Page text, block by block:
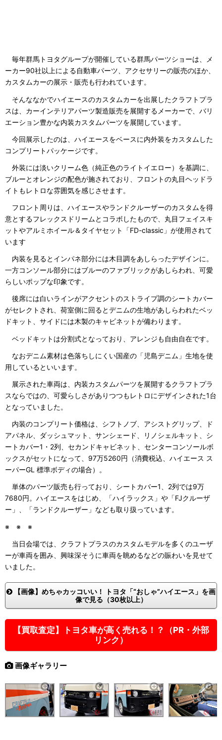
毎年群馬トヨタグループが開催している群馬パーツショーは、メ
ーカー90社以上による自動車パーツ、アクセサリーの販売のほか、
カスタムカーの展示・販売も行われています。
そんななかでハイエースのカスタムカーを出展したクラフトプラ
スは、カーインテリアパーツ製造販売を展開するメーカーで、バリ
エーション豊かな内装カスタムパーツを展開しています。
今回展示したのは、ハイエースをベースに内外装をカスタムした
コンプリートパッケージです。
外装には淡いクリーム色（純正色のライトイエロー）を基調に、
ブルーとオレンジの配色が施されており、フロントの丸目ヘッドラ
イトもレトロな雰囲気を感じさせます。
フロント周りは、ハイエースやランドクルーザーのカスタムを得
意とするフレックスドリームとコラボしたもので、丸目フェイスキ
ットやアルミホイール＆タイヤセット「FD-classic」が使用されて
います
内装を見るとインパネ部分には木目調をあしらったデザインに。
一方コンソール部分にはブルーのファブリックがあしらわれ、可愛
らしいポップな印象です。
後席には白いラインがアクセントのストライプ調のシートカバー
がセレクトされ、荷室側に回るとデニムの生地があしらわれたベッ
ドキット、サイドには木製のキャビネットが備わります。
ベッドキットは分割式となっており、アレンジも自由自在です。
なおデニム素材は色落ちしにくい国産の「児島デニム」生地を使
用しているといいます。
展示された車両は、内装カスタムパーツを展開するクラフトプラ
スならではの、可愛らしさがありつつもレトロにデザインされた1台
となっていました。
内装のコンプリート価格は、シフトノブ、アシストグリップ、ド
アパネル、ダッシュマット、サンシェード、リノシェルキット、シ
ートカバー1・2列、セカンドキャビネット、センターコンソールボ
ックスがセットになって、97万5260円（消費税込、ハイエース ス
ーパーGL 標準ボディの場合）。
単体のパーツ販売も行っており、シートカバー1、2列では9万
7680円。ハイエースをはじめ、「ハイラックス」や「FJクルーザ
ー」、「ランドクルーザー」なども取り扱っています。
※ ※ ※
当日会場では、クラフトプラスのカスタムモデルを多くのユーザ
ーが車両を囲み、興味深そうに車両を眺めるなどの賑わいを見せて
いました。
【画像】めちゃカッコいい！ トヨタ「“おしゃ”ハイエース」を画
像で見る（30枚以上）
【買取査定】トヨタ車が高く売れる！？（PR・外部
リンク）
画像ギャラリー